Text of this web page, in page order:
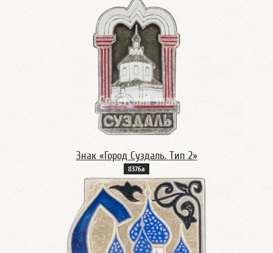
Знак «Город Суздаль. Тип 2»
8376а